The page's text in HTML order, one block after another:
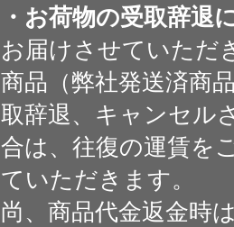
・お荷物の受取辞退
お届けさせていただ
商品（弊社発送済商
取辞退、キャンセル
合は、往復の運賃を
ていただきます。
尚、商品代金返金時